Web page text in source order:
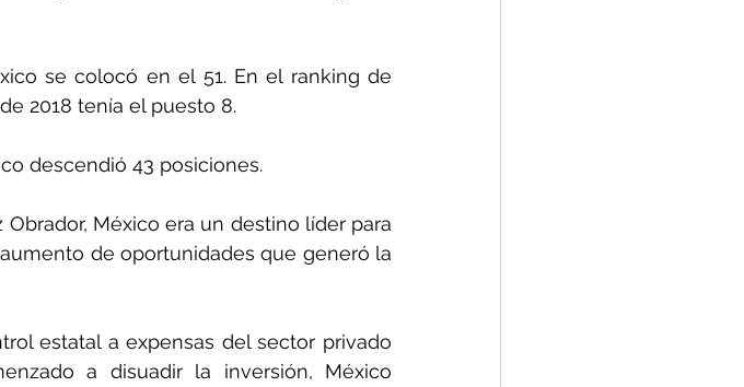
se colocó en el 51. En el ranking de
2018 tenía el puesto 8.
descendió 43 posiciones.
México era un destino líder para
de oportunidades que generó la
estatal a expensas del sector privado
a disuadir la inversión, México